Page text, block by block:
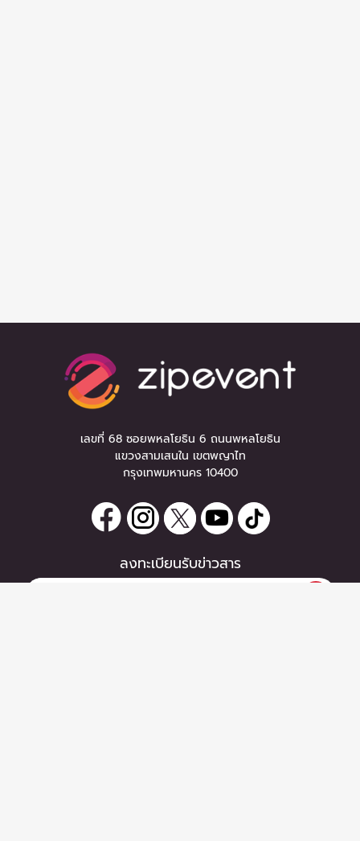
เลขที่ 68 ซอยพหลโยธิน 6 ถนนพหลโยธิน
แขวงสามเสนใน เขตพญาไท
กรุงเทพมหานคร 10400
ลงทะเบียนรับข่าวสาร